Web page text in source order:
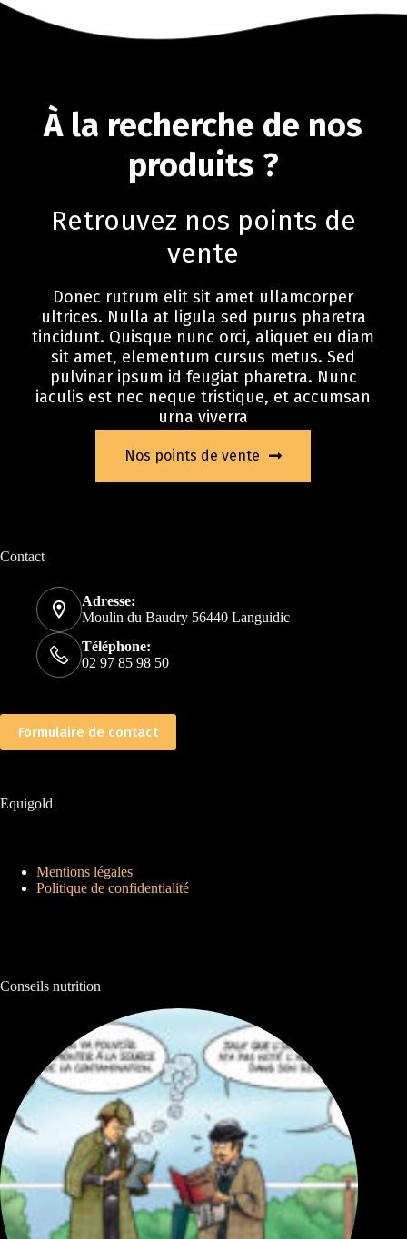
À la recherche de nos
produits ?
Retrouvez nos points de
vente
Donec rutrum elit sit amet ullamcorper
ultrices. Nulla at ligula sed purus pharetra
tincidunt. Quisque nunc orci, aliquet eu diam
sit amet, elementum cursus metus. Sed
pulvinar ipsum id feugiat pharetra. Nunc
iaculis est nec neque tristique, et accumsan
urna viverra
Nos points de vente
Contact
Adresse:
Moulin du Baudry 56440 Languidic
Téléphone:
02 97 85 98 50
Formulaire de contact
Equigold
Mentions légales
Politique de confidentialité
Conseils nutrition